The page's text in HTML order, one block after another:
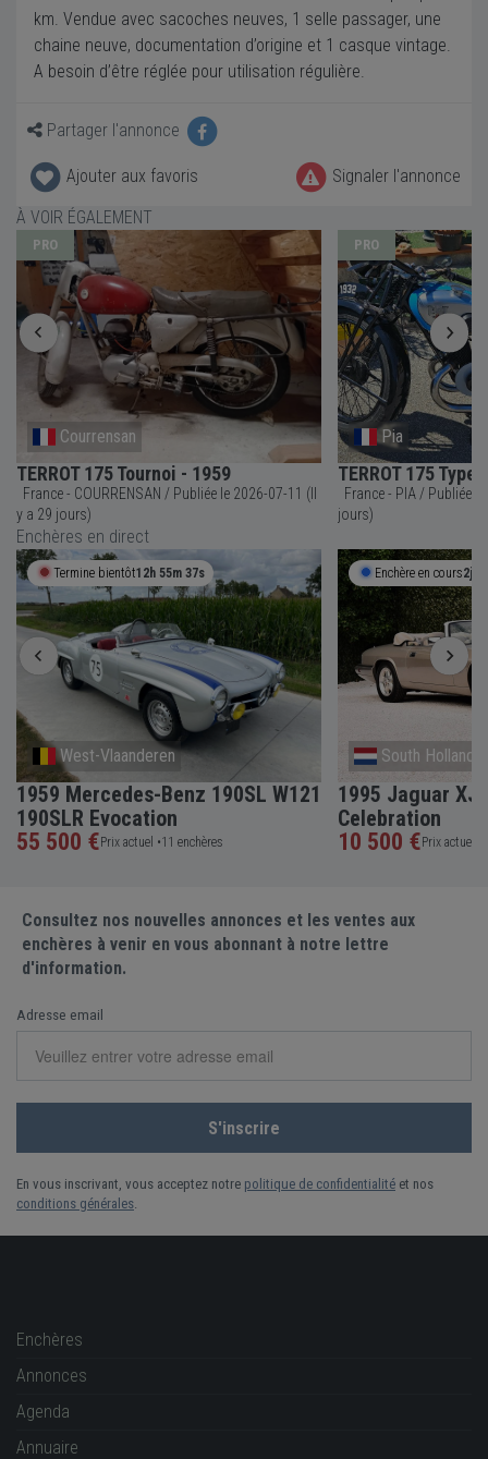
km. Vendue avec sacoches neuves, 1 selle passager, une
chaine neuve, documentation d’origine et 1 casque vintage.
A besoin d’être réglée pour utilisation régulière.
Partager l'annonce
Ajouter aux favoris
Signaler l'annonce
À VOIR ÉGALEMENT
PRO
Courrensan
TERROT 175 Tournoi - 1959
France - COURRENSAN / Publiée le 2026-07-11 (Il
y a 29 jours)
PRO
Pia
TERROT 175 Type
France - PIA / Publiée le 2026-07-18 (Il y a 22
jours)
Enchères en direct
Termine bientôt12h 55m 36s
West-Vlaanderen
1959 Mercedes-Benz 190SL W121
190SLR Evocation
55 500 €Prix actuel •11 enchères
Enchère en cours2j
South Holland
1995 Jaguar
Celebration
10 500 €Prix actuel •
Consultez nos nouvelles annonces et les ventes aux
enchères à venir en vous abonnant à notre lettre
d'information.
Adresse email
En vous inscrivant, vous acceptez notre politique de confidentialité et nos
conditions générales
Enchères
Annonces
Agenda
Annuaire